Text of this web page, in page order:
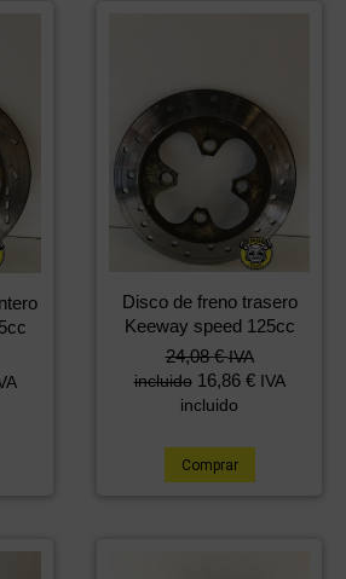
Disco de freno trasero
Keeway speed 125cc
24,08€ IVA
incluido 16,86 € IVA
incluido
Comprar